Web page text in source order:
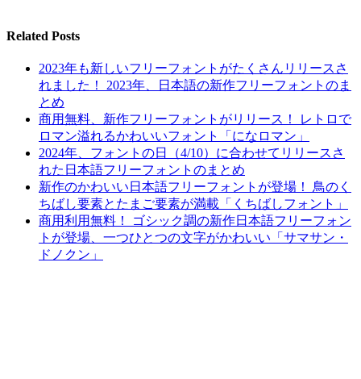
Related Posts
2023年も新しいフリーフォントがたくさんリリースさ
れました！ 2023年、日本語の新作フリーフォントのま
とめ
商用無料、新作フリーフォントがリリース！ レトロで
ロマン溢れるかわいいフォント「になロマン」
2024年、フォントの日（4/10）に合わせてリリースさ
れた日本語フリーフォントのまとめ
新作のかわいい日本語フリーフォントが登場！ 鳥のく
ちばし要素とたまご要素が満載「くちばしフォント」
商用利用無料！ ゴシック調の新作日本語フリーフォン
トが登場、一つひとつの文字がかわいい「サマサン・
ドノクン」